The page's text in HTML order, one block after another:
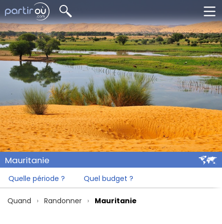
Mauritanie
Quelle période ? Quel budget ?
Quand Randonner Mauritanie